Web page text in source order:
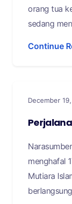
orang tua
sedang
Continue
December
menghafal
Mutiara